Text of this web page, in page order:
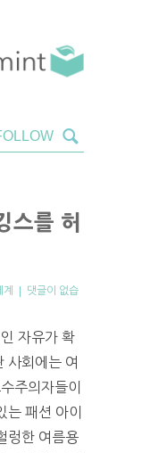
스를 허
계 | 댓글이 없습
자유가 확
사회에는 여
주의자들이
는 패션 아이
렁한 여름용